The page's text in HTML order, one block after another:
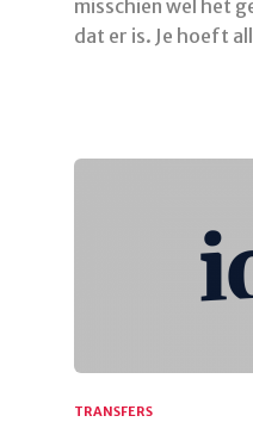
misschien wel het
dat er is. Je hoeft
TRANSFERS